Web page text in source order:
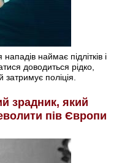
наймає підлітків і
доводиться рідко,
затримує поліція.
зрадник, який
пів Європи